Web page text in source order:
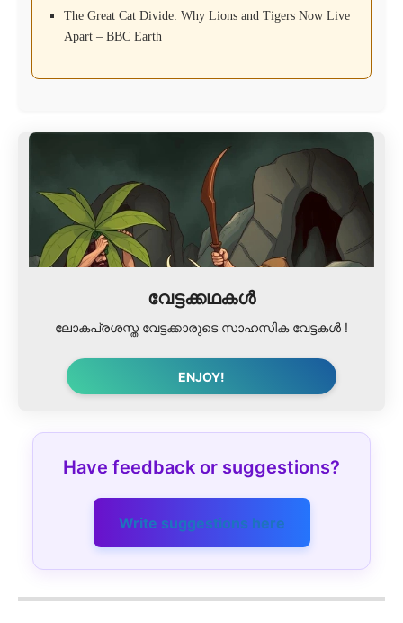
The Great Cat Divide: Why Lions and Tigers Now Live
Apart – BBC Earth
വേട്ടക്കഥകൾ
ലോകപ്രശസ്ത വേട്ടക്കാരുടെ സാഹസിക വേട്ടകൾ !
ENJOY!
Have feedback or suggestions?
Write suggestions here